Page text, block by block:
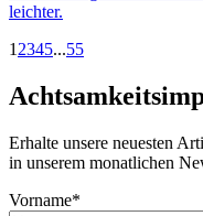
leichter.
1 2345...55
Erhalte unsere neuesten
in unserem monatlichen
Vorname*